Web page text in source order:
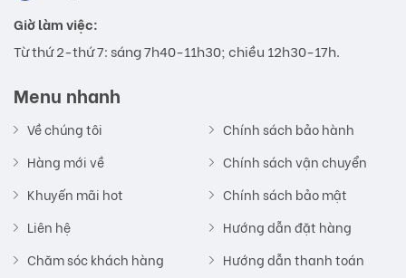
Giờ làm việc:
Từ thứ 2-thứ 7: sáng 7h40-11h30; chiều 12h30-17h.
Menu nhanh
Về chúng tôi
Hàng mới về
Khuyến mãi hot
Liên hệ
Chăm sóc khách hàng
Chính sách bảo hành
Chính sách vận chuyển
Chính sách bảo mật
Hướng dẫn đặt hàng
Hướng dẫn thanh toán